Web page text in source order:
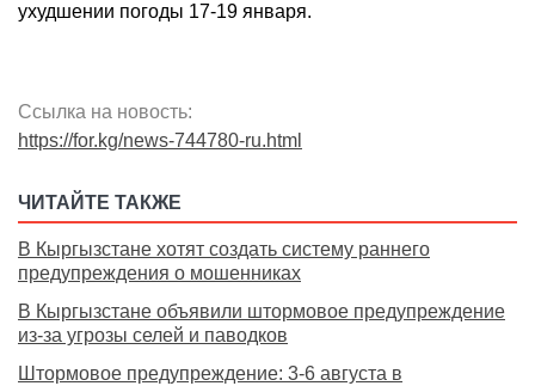
ухудшении погоды 17-19 января.
Ссылка на новость:
https://for.kg/news-744780-ru.html
ЧИТАЙТЕ ТАКЖЕ
В Кыргызстане хотят создать систему раннего
предупреждения о мошенниках
В Кыргызстане объявили штормовое предупреждение
из-за угрозы селей и паводков
Штормовое предупреждение: 3-6 августа в